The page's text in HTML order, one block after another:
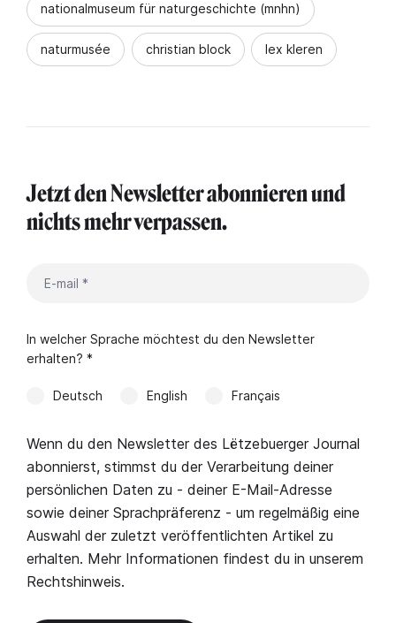
nationalmuseum für naturgeschichte (mnhn)
naturmusée christian block lex kleren
Jetzt den Newsletter abonnieren und
nichts mehr verpassen.
In welcher Sprache möchtest du den Newsletter
erhalten? *
Deutsch English Français
Wenn du den Newsletter des Lëtzebuerger Journal
abonnierst, stimmst du der Verarbeitung deiner
persönlichen Daten zu - deiner E-Mail-Adresse
sowie deiner Sprachpräferenz - um regelmäßig eine
Auswahl der zuletzt veröffentlichten Artikel zu
erhalten. Mehr Informationen findest du in unserem
Rechtshinweis.